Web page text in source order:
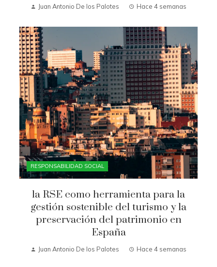
Juan Antonio De los Palotes Hace 4 semanas
RESPONSABILIDAD SOCIAL
la RSE como herramienta para la
gestión sostenible del turismo y la
preservación del patrimonio en
España
Juan Antonio De los Palotes Hace 4 semanas